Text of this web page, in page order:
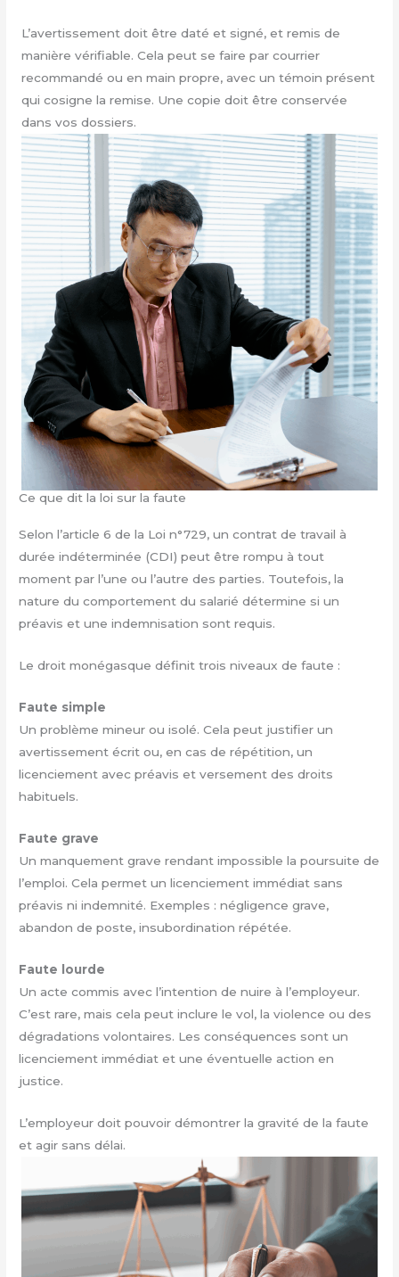
L’avertissement doit être daté et signé, et remis de
manière vérifiable. Cela peut se faire par courrier
recommandé ou en main propre, avec un témoin présent
qui cosigne la remise. Une copie doit être conservée
dans vos dossiers.
Ce que dit la loi sur la faute
Selon l’article 6 de la Loi n°729, un contrat de travail à
durée indéterminée (CDI) peut être rompu à tout
moment par l’une ou l’autre des parties. Toutefois, la
nature du comportement du salarié détermine si un
préavis et une indemnisation sont requis.
Le droit monégasque définit trois niveaux de faute :
Faute simple
Un problème mineur ou isolé. Cela peut justifier un
avertissement écrit ou, en cas de répétition, un
licenciement avec préavis et versement des droits
habituels.
Faute grave
Un manquement grave rendant impossible la poursuite de
l’emploi. Cela permet un licenciement immédiat sans
préavis ni indemnité. Exemples : négligence grave,
abandon de poste, insubordination répétée.
Faute lourde
Un acte commis avec l’intention de nuire à l’employeur.
C’est rare, mais cela peut inclure le vol, la violence ou des
dégradations volontaires. Les conséquences sont un
licenciement immédiat et une éventuelle action en
justice.
L’employeur doit pouvoir démontrer la gravité de la faute
et agir sans délai.